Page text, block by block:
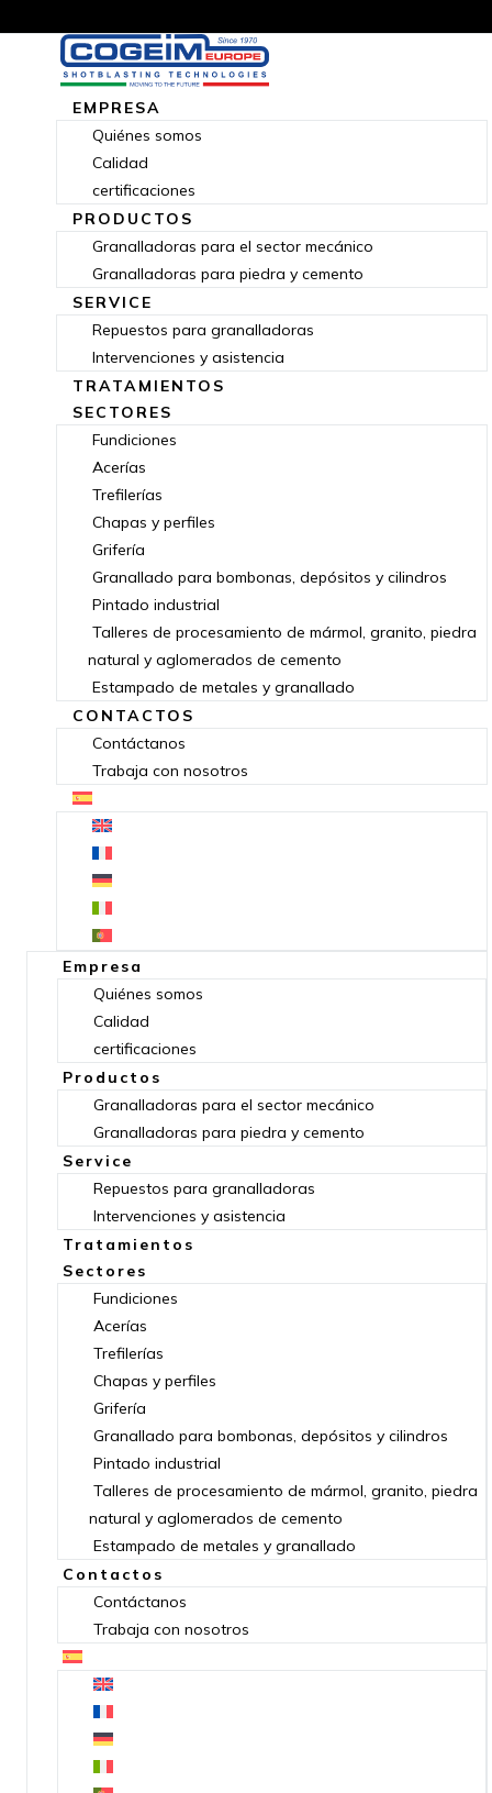
EMPRESA
Quiénes somos
Calidad
certificaciones
PRODUCTOS
Granalladoras para el sector mecánico
Granalladoras para piedra y cemento
SERVICE
Repuestos para granalladoras
Intervenciones y asistencia
TRATAMIENTOS
SECTORES
Fundiciones
Acerías
Trefilerías
Chapas y perfiles
Grifería
Granallado para bombonas, depósitos y cilindros
Pintado industrial
Talleres de procesamiento de mármol, granito, piedra
natural y aglomerados de cemento
Estampado de metales y granallado
CONTACTOS
Contáctanos
Trabaja con nosotros
Empresa
Quiénes somos
Calidad
certificaciones
Productos
Granalladoras para el sector mecánico
Granalladoras para piedra y cemento
Service
Repuestos para granalladoras
Intervenciones y asistencia
Tratamientos
Sectores
Fundiciones
Acerías
Trefilerías
Chapas y perfiles
Grifería
Granallado para bombonas, depósitos y cilindros
Pintado industrial
Talleres de procesamiento de mármol, granito, piedra
natural y aglomerados de cemento
Estampado de metales y granallado
Contactos
Contáctanos
Trabaja con nosotros